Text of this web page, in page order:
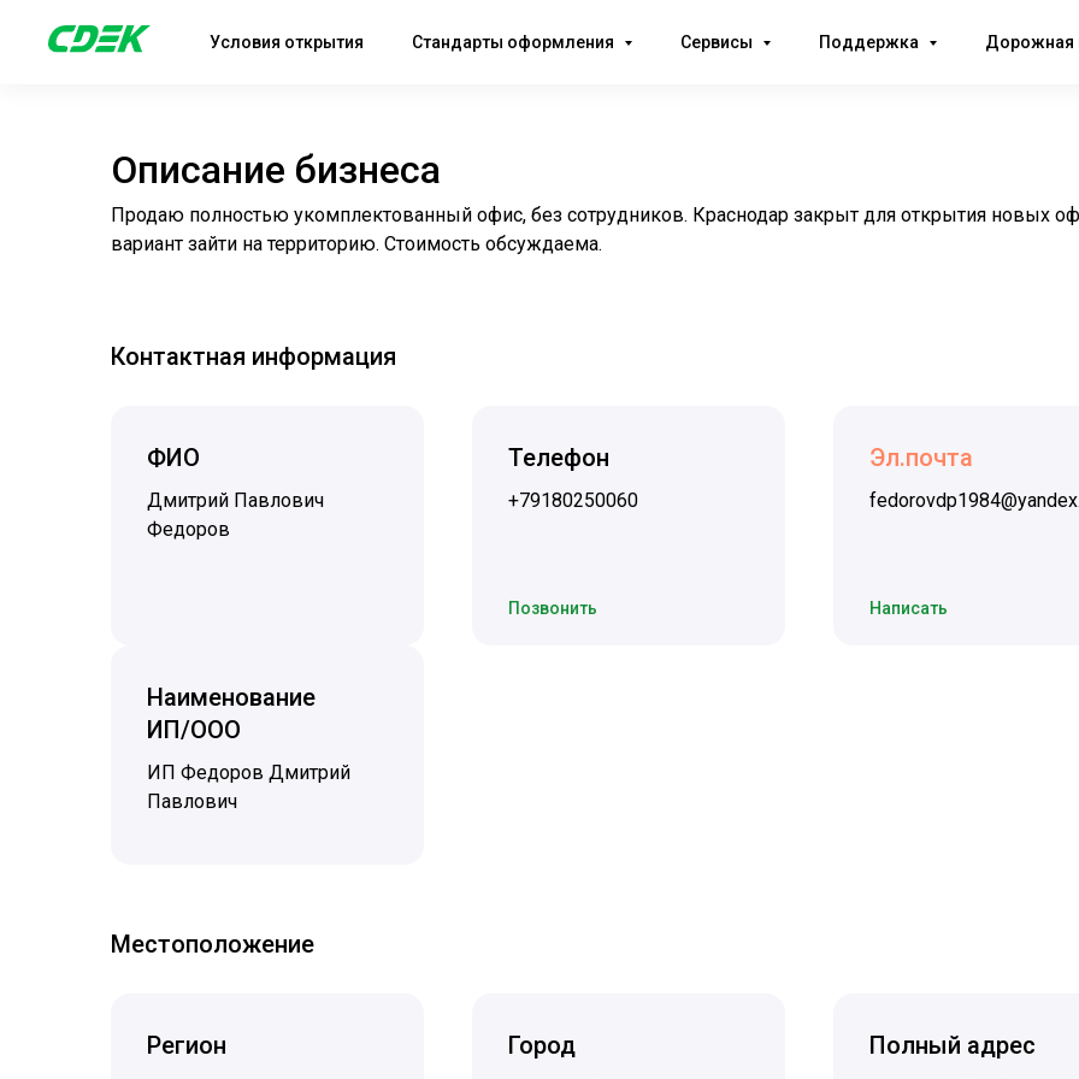
Условия открытия Стандарты оформления Сервисы Поддержка Дорожная
Описание бизнеса
Продаю полностью укомплектованный офис, без сотрудников. Краснодар закрыт для открытия новых
вариант зайти на территорию. Стоимость обсуждаема.
Контактная информация
ФИО
Дмитрий Павлович
Федоров
Телефон
+79180250060
Позвонить
Эл.почта
Написать
Наименование
ИП/ООО
ИП Федоров Дмитрий
Павлович
Местоположение
Регион Город Полный адрес